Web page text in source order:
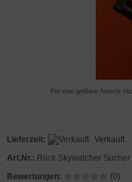
Für eine größere Ansicht
Lieferzeit:
Verkauft
Art.Nr.: Rück Skywatcher
Bewertungen:
(0)